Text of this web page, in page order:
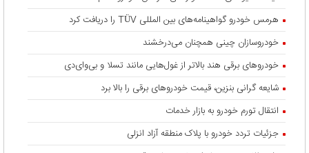
هرمس خودرو گواهینامه‌های بین المللی TÜV را دریافت کرد
خودروسازان چینی همچنان می‌درخشند
خودروهای برقی هند بالاتر از غول‌هایی مانند تسلا و بی‌وای‌دی
شایعه گرانی بنزین، قیمت خودروهای برقی را بالا برد
انتقال تورم خودرو به بازار خدمات
جزئیات تردد خودرو با پلاک منطقه آزاد انزلی